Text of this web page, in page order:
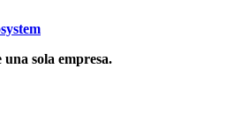
sola empresa.